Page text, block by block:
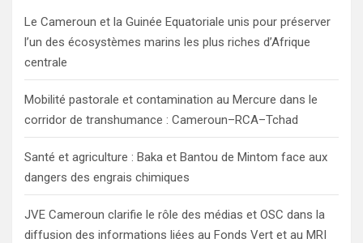
Le Cameroun et la Guinée Equatoriale unis pour préserver
l’un des écosystèmes marins les plus riches d’Afrique
centrale
Mobilité pastorale et contamination au Mercure dans le
corridor de transhumance : Cameroun–RCA–Tchad
Santé et agriculture : Baka et Bantou de Mintom face aux
dangers des engrais chimiques
JVE Cameroun clarifie le rôle des médias et OSC dans la
diffusion des informations liées au Fonds Vert et au MRI